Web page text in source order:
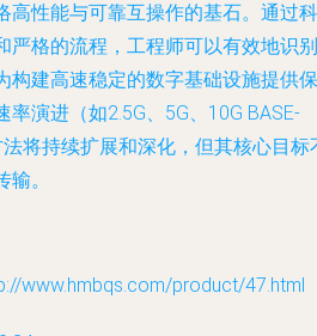
高性能与可靠互操作的基石。通过科
严格的流程，工程师可以有效地识别
构建高速稳定的数字基础设施提供保
演进（如2.5G、5G、10G BASE-
将持续扩展和深化，但其核心目标
。
www.hmbqs.com/product/47.html